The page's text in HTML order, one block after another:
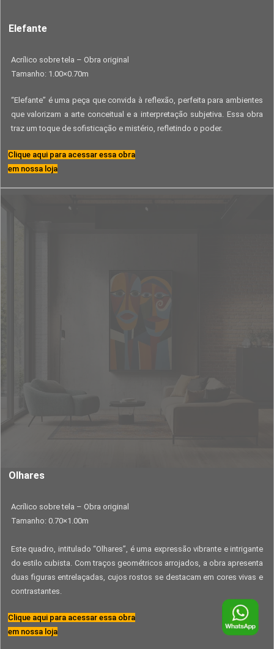
Elefante
Acrílico sobre tela – Obra original
Tamanho: 1.00×0.70m
“Elefante” é uma peça que convida à reflexão, perfeita para ambientes
que valorizam a arte conceitual e a interpretação subjetiva. Essa obra
traz um toque de sofisticação e mistério, refletindo o poder.
Clique aqui para acessar essa obra
em nossa loja
Olhares
Acrílico sobre tela – Obra original
Tamanho: 0.70×1.00m
Este quadro, intitulado “Olhares”, é uma expressão vibrante e intrigante
do estilo cubista. Com traços geométricos arrojados, a obra apresenta
duas figuras entrelaçadas, cujos rostos se destacam em cores vivas e
contrastantes.
Clique aqui para acessar essa obra
em nossa loja